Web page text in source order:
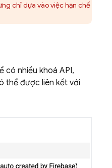
chỉ dựa vào việc hạn chế
có nhiều khoá API,
thể được liên kết với